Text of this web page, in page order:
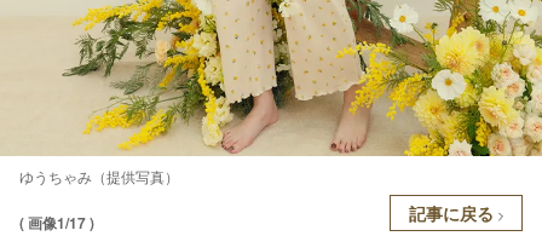
ゆうちゃみ（提供写真）
( 画像1/17 ) 記事に戻る